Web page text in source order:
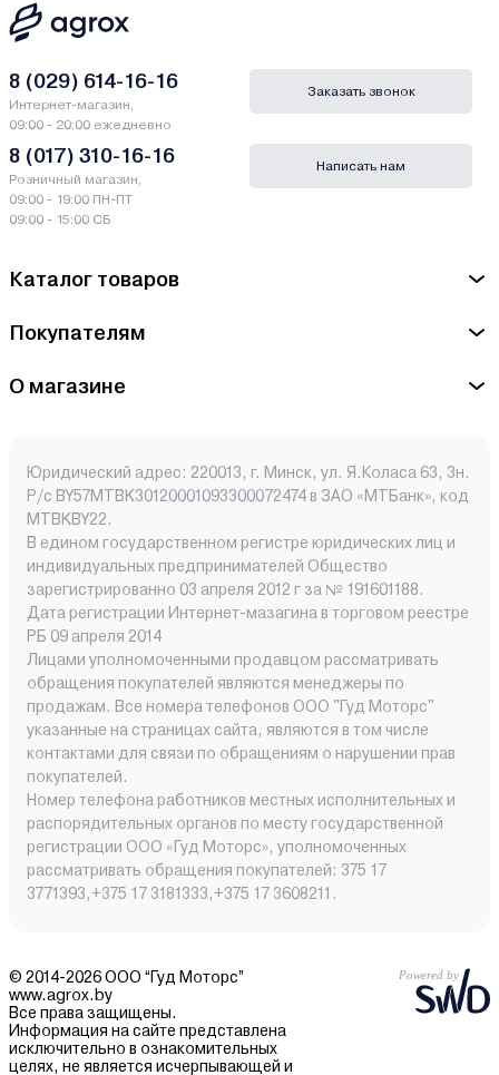
Каталог товаров
Покупателям
О магазине
Юридический адрес: 220013, г. Минск, ул. Я.Коласа 63, 3н.
Р/с BY57MTBK30120001093300072474 в ЗАО «МТБанк», код
MTBKBY22.
В едином государственном регистре юридических лиц и
индивидуальных предпринимателей Общество
зарегистрированно 03 апреля 2012 г за № 191601188.
Дата регистрации Интернет-мазагина в торговом реестре
РБ 09 апреля 2014
Лицами уполномоченными продавцом рассматривать
обращения покупателей являются менеджеры по
продажам. Все номера телефонов ООО "Гуд Моторс"
указанные на страницах сайта, являются в том числе
контактами для связи по обращениям о нарушении прав
покупателей.
Номер телефона работников местных исполнительных и
распорядительных органов по месту государственной
регистрации ООО «Гуд Моторс», уполномоченных
рассматривать обращения покупателей: 375 17
3771393,+375 17 3181333,+375 17 3608211.
8 (029) 614-16-16
Интернет-магазин,
09:00 - 20:00 ежедневно
8 (017) 310-16-16
Розничный магазин,
09:00 - 19:00 ПН-ПТ
09:00 - 15:00 СБ
Заказать звонок
Написать нам
© 2014-2026 ООО “Гуд Моторс”
www.agrox.by
Все права защищены.
Информация на сайте представлена
исключительно в ознакомительных
целях, не является исчерпывающей и